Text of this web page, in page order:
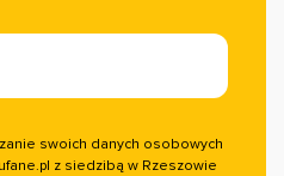
swoich danych osobowych
z siedzibą w Rzeszowie